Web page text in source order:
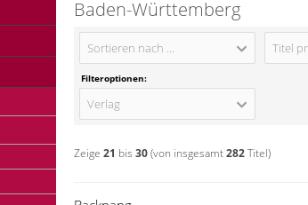
Baden-Württemberg
Sortieren nach ... Titel
Filteroptionen:
Verlag
Zeige 21 bis 30(von insgesamt282Titel)